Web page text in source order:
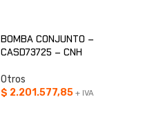
BOMBA CONJUNTO –
CASD73725 – CNH
Otros
$ 2.201.577,85 + IVA